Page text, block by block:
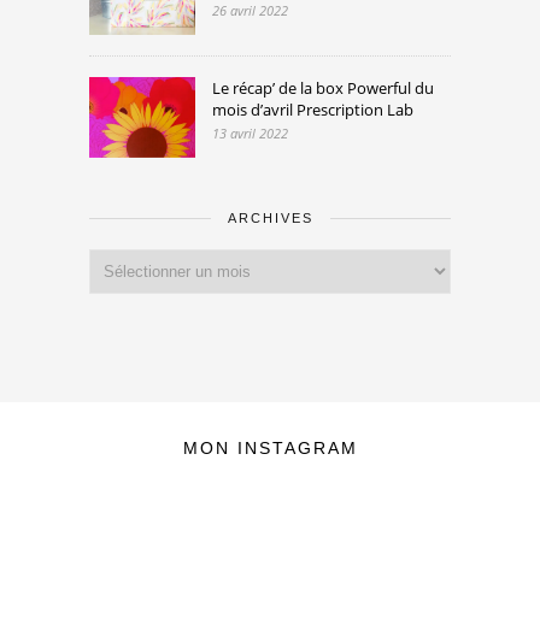
26 avril 2022
Le récap’ de la box Powerful du
mois d’avril Prescription Lab
13 avril 2022
ARCHIVES
MON INSTAGRAM